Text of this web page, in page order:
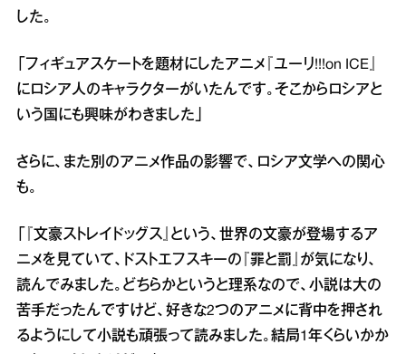
した。
「フィギュアスケートを題材にしたアニメ『ユーリ!!!on ICE』
にロシア人のキャラクターがいたんです。そこからロシアと
いう国にも興味がわきました」
さらに、また別のアニメ作品の影響で、ロシア文学への関心
も。
「『文豪ストレイドッグス』という、世界の文豪が登場するア
ニメを見ていて、ドストエフスキーの『罪と罰』が気になり、
読んでみました。どちらかというと理系なので、小説は大の
苦手だったんですけど、好きな2つのアニメに背中を押され
るようにして小説も頑張って読みました。結局1年くらいかか